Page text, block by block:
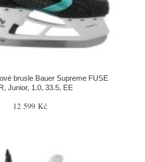
brusle Bauer Supreme FUSE
Junior, 1.0, 33.5, EE
12 599 Kč